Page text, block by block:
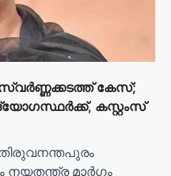
കേസ്;
കസ്റ്റംസ്
നയതന്ത്ര മാർഗം